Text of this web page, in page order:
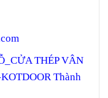
THÉP VÂN
Thành